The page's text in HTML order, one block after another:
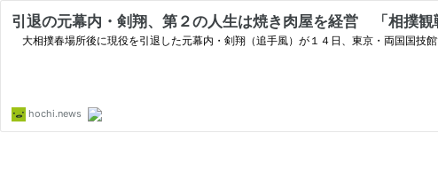
引退の元幕内・剣翔、第２の人生は焼き肉屋を経営 「相撲
大相撲春場所後に現役を引退した元幕内・剣翔（追手風）が１４日、東京・両国国技
hochi.news